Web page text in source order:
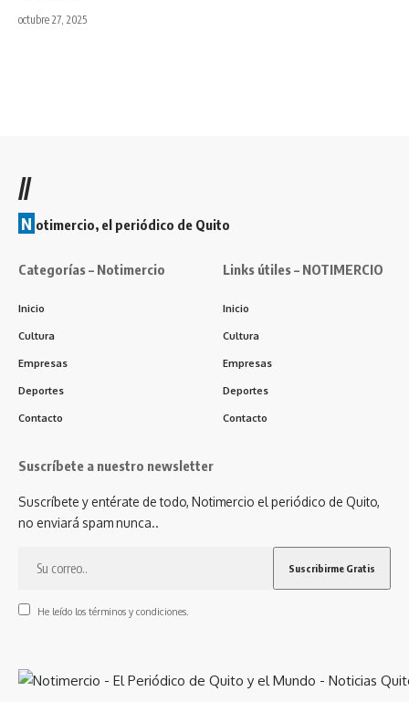
octubre 27, 2025
//
N otimercio, el periódico de Quito
Categorías – Notimercio
Inicio
Cultura
Empresas
Deportes
Contacto
Links útiles – NOTIMERCIO
Inicio
Cultura
Empresas
Deportes
Contacto
Suscríbete a nuestro newsletter
Suscríbete y entérate de todo, Notimercio el periódico de Quito,
no enviará spam nunca..
He leído los términos y condiciones.